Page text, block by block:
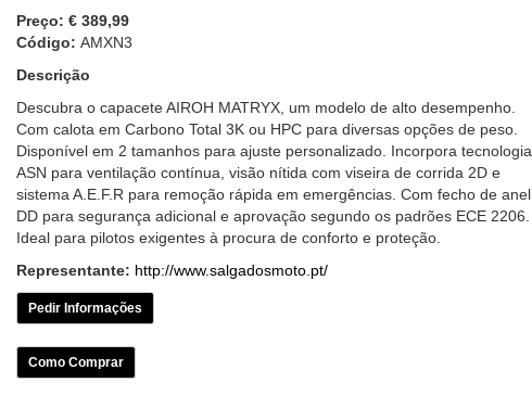
Preço: € 389,99
Código: AMXN3
Descrição
Descubra o capacete AIROH MATRYX, um modelo de alto desempenho.
Com calota em Carbono Total 3K ou HPC para diversas opções de peso.
Disponível em 2 tamanhos para ajuste personalizado. Incorpora tecnologia
ASN para ventilação contínua, visão nítida com viseira de corrida 2D e
sistema A.E.F.R para remoção rápida em emergências. Com fecho de anel
DD para segurança adicional e aprovação segundo os padrões ECE 2206.
Ideal para pilotos exigentes à procura de conforto e proteção.
Representante: http://www.salgadosmoto.pt/
Pedir Informações
Como Comprar